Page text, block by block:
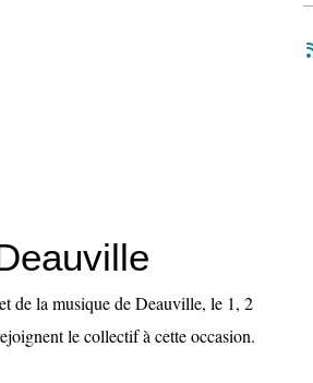
de la musique de Deauville, le 1, 2
le collectif à cette occasion.